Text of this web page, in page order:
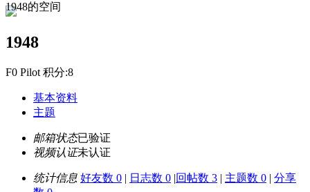
1948的空间
1948
F0 Pilot 积分:8
基本资料
主题
邮箱状态已验证
视频认证未认证
统计信息 好友数 0 | 日志数 0 |回帖数 3 | 主题数 0 | 分享